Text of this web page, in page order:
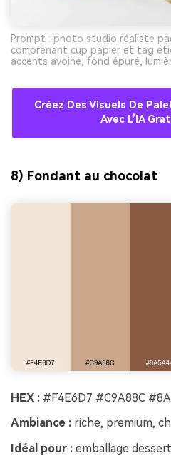
Prompt : photo studio réaliste
comprenant cup papier et tag
accents avoine, fond épuré,
Créez Des Visuels De
Avec L’IA
8) Fondant au chocolat
HEX : #F4E6D7 #C9A88C
Ambiance : riche, premium,
Idéal pour : emballage